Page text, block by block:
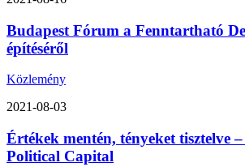
Budapest Fórum a Fenntartható
építéséről
Közlemény
2021-08-03
Értékek mentén, tényeket tisztelve –
Political Capital